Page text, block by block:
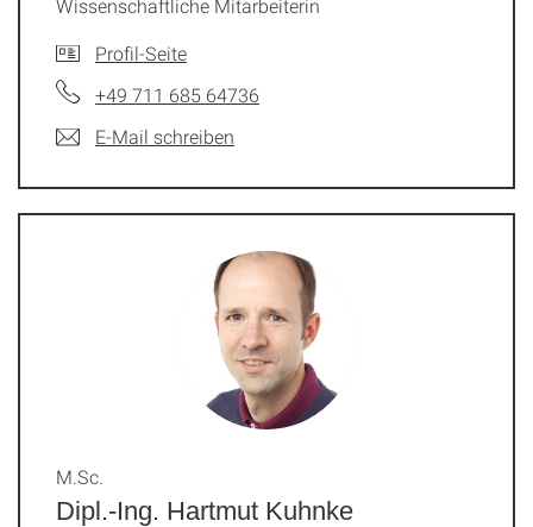
Wissenschaftliche Mitarbeiterin
Profil-Seite
+49 711 685 64736
E-Mail schreiben
Dipl.-Ing. Hartmut Kuhnke
M.Sc.